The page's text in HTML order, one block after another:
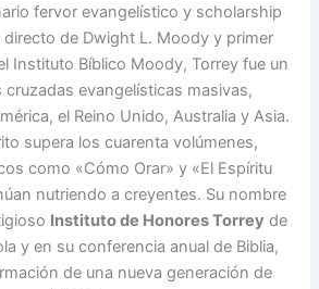
fervor evangelístico y scholarship
directo de Dwight L. Moody y primer
Instituto Bíblico Moody, Torrey fue un
cruzadas evangelísticas masivas,
el Reino Unido, Australia y Asia.
supera los cuarenta volúmenes,
como «Cómo Orar» y «El Espíritu
nutriendo a creyentes. Su nombre
Instituto de Honores Torrey de
y en su conferencia anual de Biblia,
de una nueva generación de